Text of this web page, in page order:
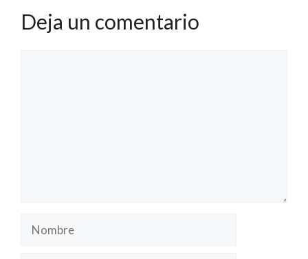
Deja un comentario